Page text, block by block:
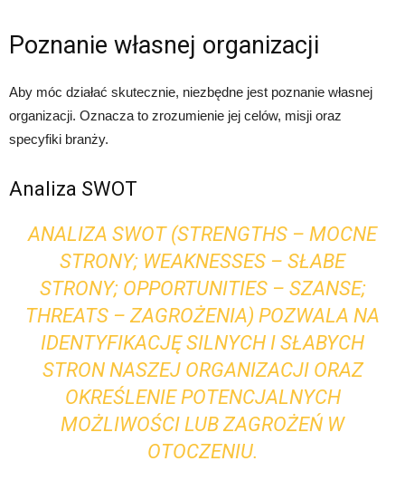
Poznanie własnej organizacji
Aby móc działać skutecznie, niezbędne jest poznanie własnej
organizacji. Oznacza to zrozumienie jej celów, misji oraz
specyfiki branży.
Analiza SWOT
ANALIZA SWOT (STRENGTHS – MOCNE
STRONY; WEAKNESSES – SŁABE
STRONY; OPPORTUNITIES – SZANSE;
THREATS – ZAGROŻENIA) POZWALA NA
IDENTYFIKACJĘ SILNYCH I SŁABYCH
STRON NASZEJ ORGANIZACJI ORAZ
OKREŚLENIE POTENCJALNYCH
MOŻLIWOŚCI LUB ZAGROŻEŃ W
OTOCZENIU.